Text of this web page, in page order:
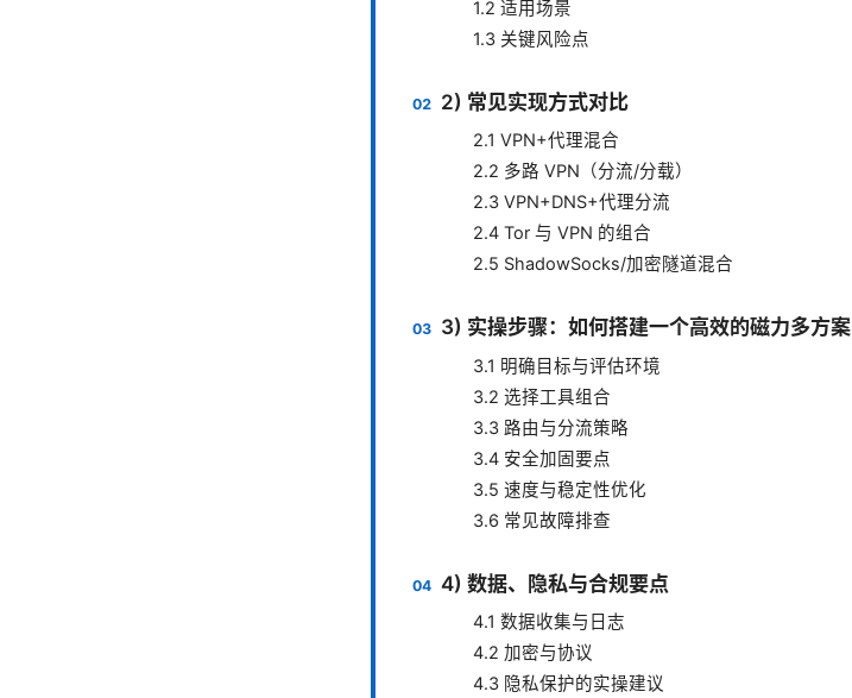
1.2 适用场景
1.3 关键风险点
2) 常见实现方式对比
2.1 VPN+代理混合
2.2 多路 VPN（分流/分载）
2.3 VPN+DNS+代理分流
2.4 Tor 与 VPN 的组合
2.5 ShadowSocks/加密隧道混合
3) 实操步骤：如何搭建一个高效的磁力多方案
3.1 明确目标与评估环境
3.2 选择工具组合
3.3 路由与分流策略
3.4 安全加固要点
3.5 速度与稳定性优化
3.6 常见故障排查
4) 数据、隐私与合规要点
4.1 数据收集与日志
4.2 加密与协议
4.3 隐私保护的实操建议